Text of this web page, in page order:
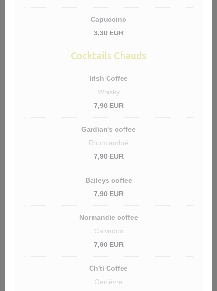
Capuccino
3,30 EUR
Cocktails Chauds
Irish Coffee
Whisky
7,90 EUR
Gardian's coffee
Rhum ambré
7,90 EUR
Baileys coffee
7,90 EUR
Normandie coffee
Calvados
7,90 EUR
Ch'ti Coffee
Genièvre